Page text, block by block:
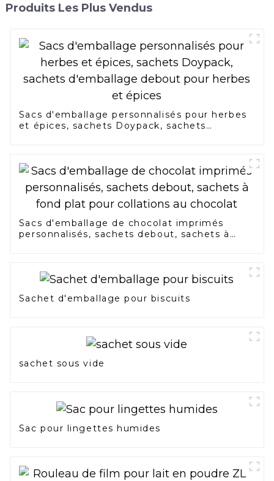
Produits Les Plus Vendus
Sacs d'emballage personnalisés pour herbes
et épices, sachets Doypack, sachets
Sacs d'emballage de chocolat imprimés
personnalisés, sachets debout, sachets à
Sachet d'emballage pour biscuits
sachet sous vide
Sac pour lingettes humides